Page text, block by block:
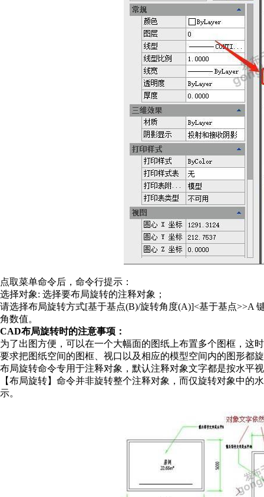
点取菜单命令后，命令行提示：
选择对象: 选择要布局旋转的注释对象；
请选择布局旋转方式[基于基点(B)/旋转角度(A)]<基于基点>>A
角数值。
CAD布局旋转时的注意事项：
为了出图方便，可以在一个大幅面的图纸上布置多个图框，这
要求把图纸空间的图框、视口以及相应的模型空间内的图形都
布局旋转命令专用于注释对象，默认注释对象文字都是按水平
【布局旋转】命令并非旋转整个注释对象，而仅旋转对象中
示。